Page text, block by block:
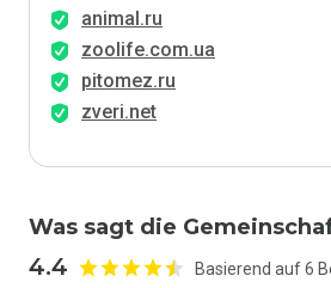
animal.ru
zoolife.com.ua
pitomez.ru
zveri.net
Was sagt die
4.4 Basierend auf 6